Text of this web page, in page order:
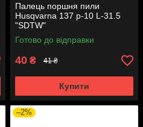
Палець поршня пили
Husqvarna 137 p-10 L-31.5
"SDTW"
Готово до відправки
40 ₴ 41 ₴
Купити
–2%